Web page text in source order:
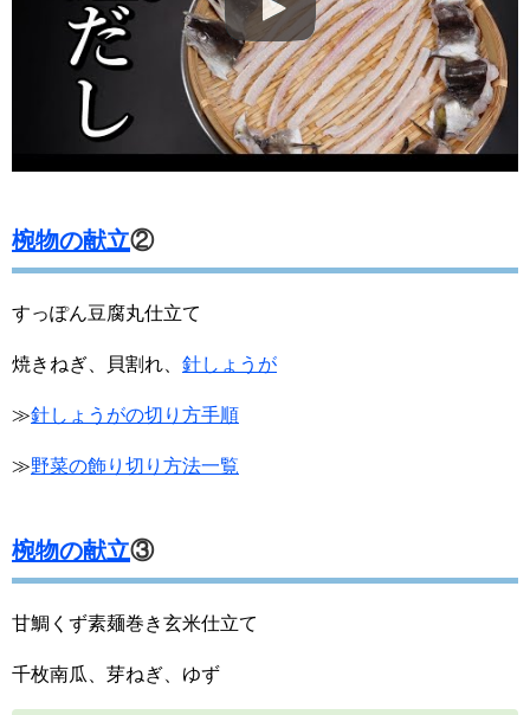
椀物の献立②
すっぽん豆腐丸仕立て
焼きねぎ、貝割れ、 針しょうが
≫針しょうがの切り方手順
≫野菜の飾り切り方法一覧
椀物の献立③
甘鯛くず素麺巻き玄米仕立て
千枚南瓜、芽ねぎ、ゆず